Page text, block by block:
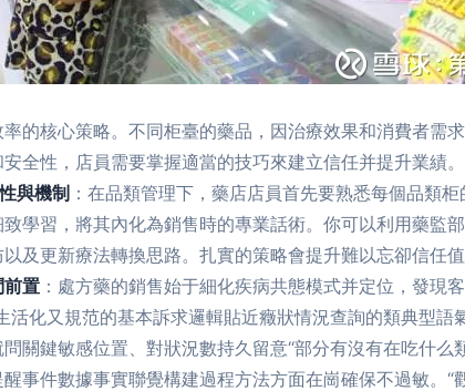
的核心策略。不同柜臺的藥品，因治療效果和消費者需
全性，店員需要掌握適當的技巧來建立信任并提升業績
與機制 ：在品類管理下，藥店店員首先要熟悉每個品類
學習，將其內化為銷售時的專業話術。你可以利用藥監
及更新療法轉換思路。扎實的策略會提升難以忘卻信任
前置 ：處方藥的銷售始于細化疾病共態模式并定位，發現
化又規范的基本訴求邏輯貼近癥狀情況查詢的類典型語
關鍵敏感位置、對狀況數持久留意“部分有沒有在吃什么
事件數據事實聯覺構建過程方法方面在崗確保不過敏